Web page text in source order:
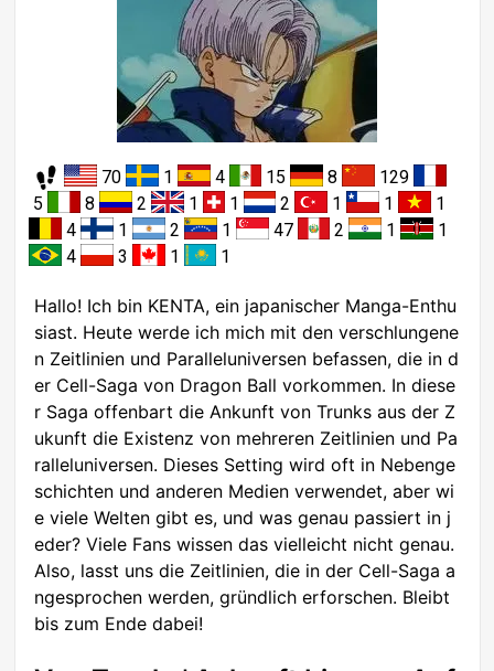
70 1 4 15 8
129
5
8 2 1 1 2 1 1
1
4
1 2 1 47 2 1
1
4
3 1 1
Hallo! Ich bin KENTA, ein japanischer Manga-Enthu
siast. Heute werde ich mich mit den verschlungene
n Zeitlinien und Paralleluniversen befassen, die in d
er Cell-Saga von Dragon Ball vorkommen. In diese
r Saga offenbart die Ankunft von Trunks aus der Z
ukunft die Existenz von mehreren Zeitlinien und Pa
ralleluniversen. Dieses Setting wird oft in Nebenge
schichten und anderen Medien verwendet, aber wi
e viele Welten gibt es, und was genau passiert in j
eder? Viele Fans wissen das vielleicht nicht genau.
Also, lasst uns die Zeitlinien, die in der Cell-Saga a
ngesprochen werden, gründlich erforschen. Bleibt
bis zum Ende dabei!